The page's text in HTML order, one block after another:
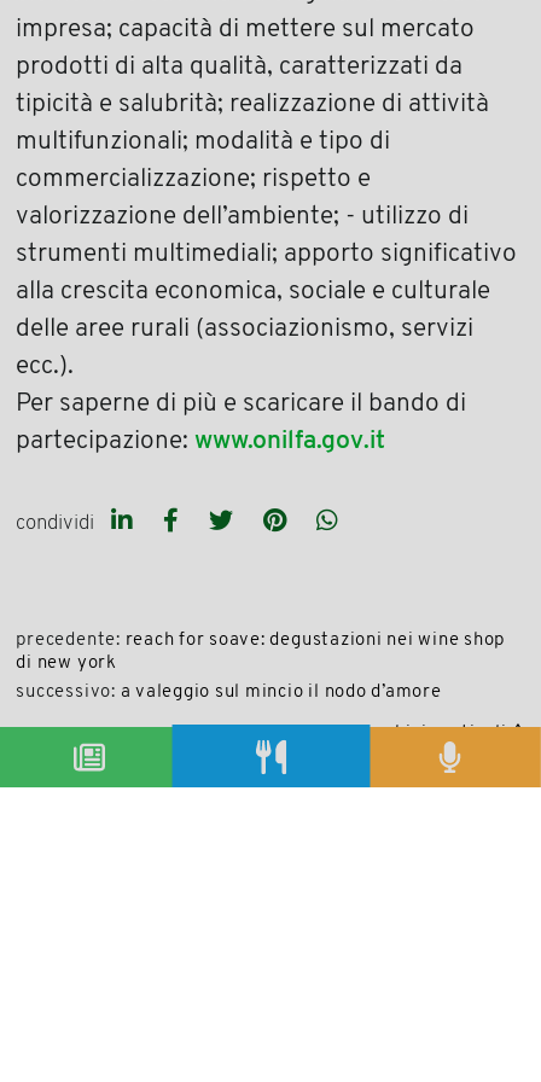
impresa; capacità di mettere sul mercato
prodotti di alta qualità, caratterizzati da
tipicità e salubrità; realizzazione di attività
multifunzionali; modalità e tipo di
commercializzazione; rispetto e
valorizzazione dell’ambiente; - utilizzo di
strumenti multimediali; apporto significativo
alla crescita economica, sociale e culturale
delle aree rurali (associazionismo, servizi
ecc.).
Per saperne di più e scaricare il bando di
partecipazione:www.onilfa.gov.it
condividi
precedente: reach for soave: degustazioni nei wine shop
di new york
successivo: a valeggio sul mincio il nodo d’amore